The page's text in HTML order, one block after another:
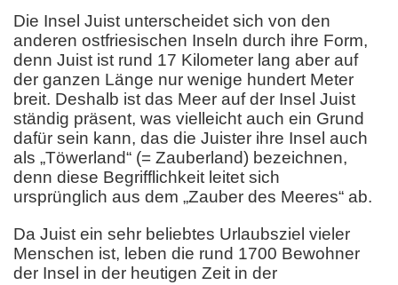
Die Insel Juist unterscheidet sich von den
anderen ostfriesischen Inseln durch ihre Form,
denn Juist ist rund 17 Kilometer lang aber auf
der ganzen Länge nur wenige hundert Meter
breit. Deshalb ist das Meer auf der Insel Juist
ständig präsent, was vielleicht auch ein Grund
dafür sein kann, das die Juister ihre Insel auch
als „Töwerland“ (= Zauberland) bezeichnen,
denn diese Begrifflichkeit leitet sich
ursprünglich aus dem „Zauber des Meeres“ ab.
Da Juist ein sehr beliebtes Urlaubsziel vieler
Menschen ist, leben die rund 1700 Bewohner
der Insel in der heutigen Zeit in der